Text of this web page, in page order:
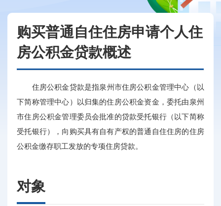
购买普通自住住房申请个人住
房公积金贷款概述
住房公积金贷款是指泉州市住房公积金管理中心（以
下简称管理中心）以归集的住房公积金资金，委托由泉州
市住房公积金管理委员会批准的贷款受托银行（以下简称
受托银行），向购买具有自有产权的普通自住住房的住房
公积金缴存职工发放的专项住房贷款。
对象